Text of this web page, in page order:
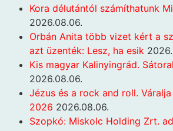
Kora délutántól számíthatunk
2026.08.06.
Orbán Anita több vizet kért a
azt üzenték: Lesz, ha esik
Kis magyar Kalinyingrád.
2026.08.06.
Jézus és a rock and roll.
2026 2026.08.06.
Szopkó: Miskolc Holding Zrt.